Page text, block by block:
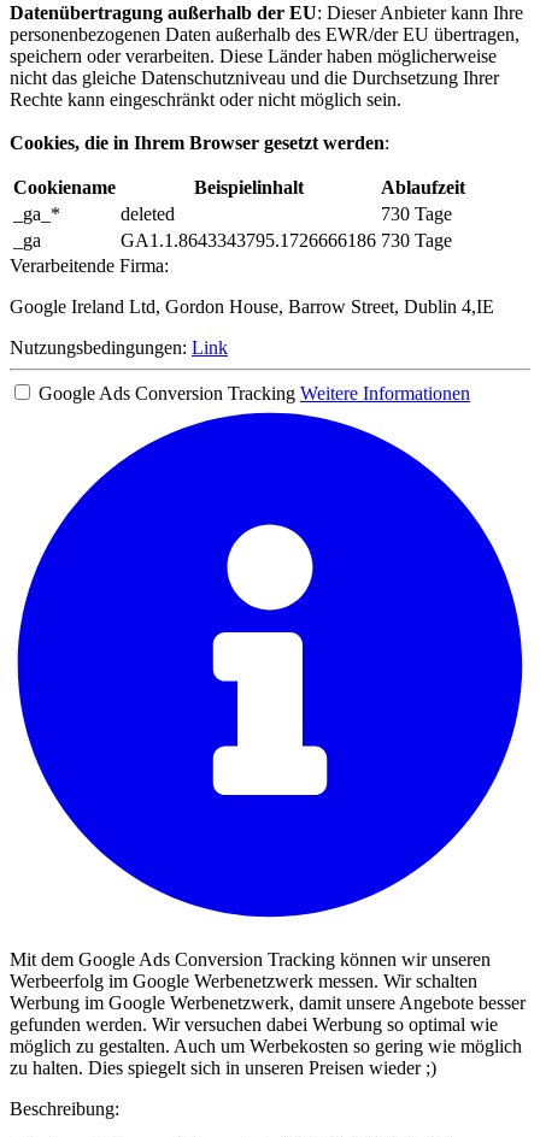
Datenübertragung außerhalb der EU: Dieser Anbieter kann Ihre
personenbezogenen Daten außerhalb des EWR/der EU übertragen,
speichern oder verarbeiten. Diese Länder haben möglicherweise
nicht das gleiche Datenschutzniveau und die Durchsetzung Ihrer
Rechte kann eingeschränkt oder nicht möglich sein.
Cookies, die in Ihrem Browser gesetzt werden:
Cookiename Beispielinhalt
Ablaufzeit
_ga_*
deleted
730 Tage
_ga
GA1.1.8643343795.1726666186 730 Tage
Verarbeitende Firma:
Google Ireland Ltd, Gordon House, Barrow Street, Dublin 4,IE
Nutzungsbedingungen: Link
Google Ads Conversion Tracking Weitere Informationen
Mit dem Google Ads Conversion Tracking können wir unseren
Werbeerfolg im Google Werbenetzwerk messen. Wir schalten
Werbung im Google Werbenetzwerk, damit unsere Angebote besser
gefunden werden. Wir versuchen dabei Werbung so optimal wie
möglich zu gestalten. Auch um Werbekosten so gering wie möglich
zu halten. Dies spiegelt sich in unseren Preisen wieder ;)
Beschreibung: